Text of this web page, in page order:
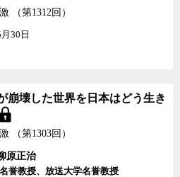
（第1312回）
30日
崩壊した世界を日本はどう生き
（第1303回）
原正治
誉教授、放送大学名誉教授